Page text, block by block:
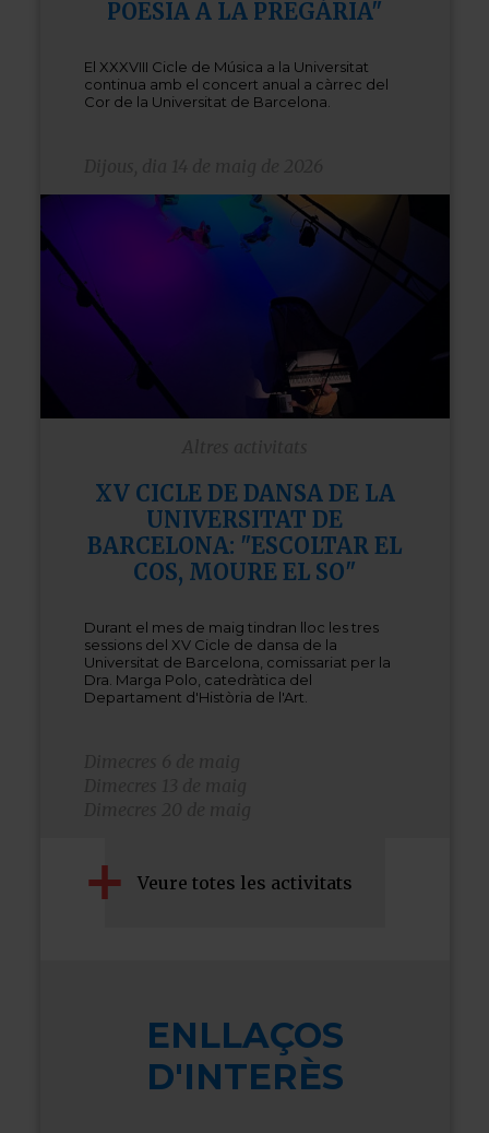
POESIA A LA PREGÀRIA"
El XXXVIII Cicle de Música a la Universitat
continua amb el concert anual a càrrec del
Cor de la Universitat de Barcelona.
XV CICLE DE DANSA DE LA
UNIVERSITAT DE
BARCELONA: "ESCOLTAR EL
COS, MOURE EL SO"
Durant el mes de maig tindran lloc les tres
sessions del XV Cicle de dansa de la
Universitat de Barcelona, comissariat per la
Dra. Marga Polo, catedràtica del
Departament d'Història de l'Art.
Veure totes les activitats
ENLLAÇOS
D'INTERÈS